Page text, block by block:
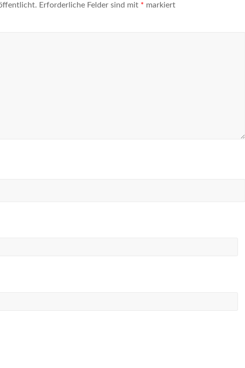
Erforderliche Felder sind mit * markiert